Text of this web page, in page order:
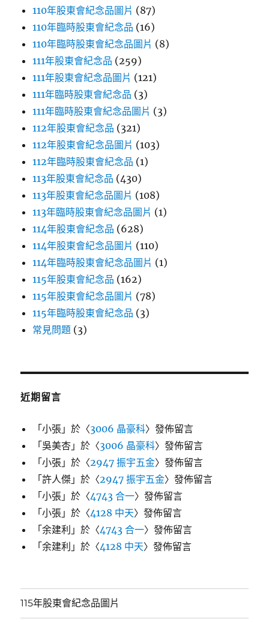
110年股東會紀念品圖片 (87)
110年臨時股東會紀念品 (16)
110年臨時股東會紀念品圖片 (8)
111年股東會紀念品 (259)
111年股東會紀念品圖片 (121)
111年臨時股東會紀念品 (3)
111年臨時股東會紀念品圖片 (3)
112年股東會紀念品 (321)
112年股東會紀念品圖片 (103)
112年臨時股東會紀念品 (1)
113年股東會紀念品 (430)
113年股東會紀念品圖片 (108)
113年臨時股東會紀念品圖片 (1)
114年股東會紀念品 (628)
114年股東會紀念品圖片 (110)
114年臨時股東會紀念品圖片 (1)
115年股東會紀念品 (162)
115年股東會紀念品圖片 (78)
115年臨時股東會紀念品 (3)
常見問題 (3)
近期留言
「小張 」於〈3006 晶豪科〉發佈留言
「吳美杏 」於〈3006 晶豪科〉發佈留言
「小張 」於〈2947 振宇五金〉發佈留言
「許人傑 」於〈2947 振宇五金〉發佈留言
「小張 」於〈4743 合一〉發佈留言
「小張 」於〈4128 中天〉發佈留言
「余建利 」於〈4743 合一〉發佈留言
「余建利 」於〈4128 中天〉發佈留言
115年股東會紀念品圖片